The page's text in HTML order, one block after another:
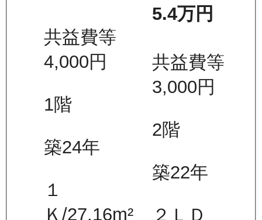
共益費等
4,000円
1階
築24年
１
Ｋ/27.16m²
5.4万円
共益費等
3,000円
2階
築22年
２ＬＤ